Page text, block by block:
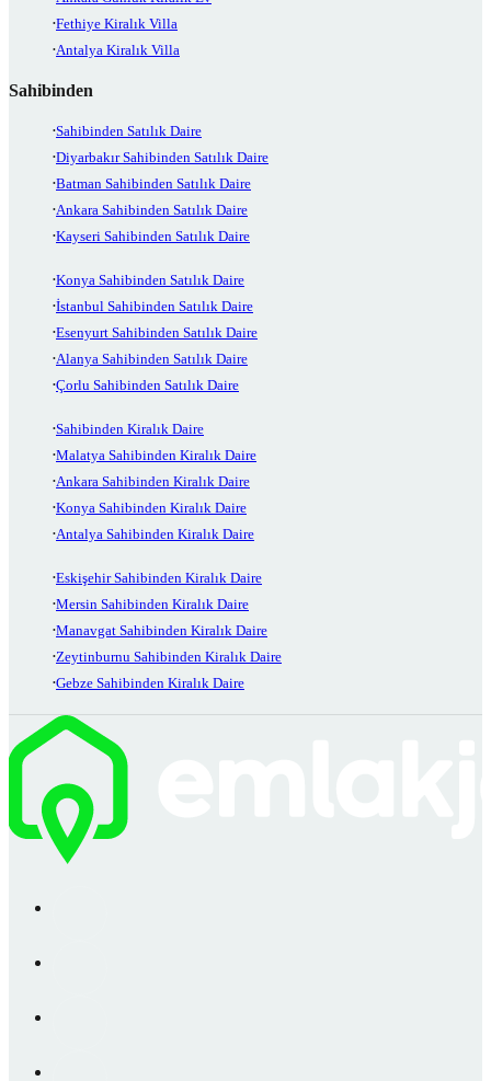
Fethiye Kiralık Villa
Antalya Kiralık Villa
Sahibinden
Sahibinden Satılık Daire
Diyarbakır Sahibinden Satılık Daire
Batman Sahibinden Satılık Daire
Ankara Sahibinden Satılık Daire
Kayseri Sahibinden Satılık Daire
Konya Sahibinden Satılık Daire
İstanbul Sahibinden Satılık Daire
Esenyurt Sahibinden Satılık Daire
Alanya Sahibinden Satılık Daire
Çorlu Sahibinden Satılık Daire
Sahibinden Kiralık Daire
Malatya Sahibinden Kiralık Daire
Ankara Sahibinden Kiralık Daire
Konya Sahibinden Kiralık Daire
Antalya Sahibinden Kiralık Daire
Eskişehir Sahibinden Kiralık Daire
Mersin Sahibinden Kiralık Daire
Manavgat Sahibinden Kiralık Daire
Zeytinburnu Sahibinden Kiralık Daire
Gebze Sahibinden Kiralık Daire